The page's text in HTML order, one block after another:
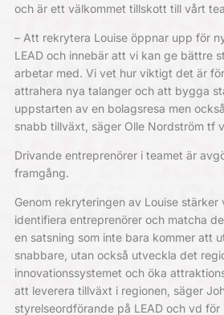
och är ett välkommet tillskott till vårt
– Att rekrytera Louise öppnar upp för
LEAD och innebär att vi kan ge bättre
arbetar med. Vi vet hur viktigt det är
attrahera nya talanger och att bygga
uppstarten av en bolagsresa men
snabb tillväxt, säger Olle Nordström tf
Drivande entreprenörer i teamet är
framgång.
Genom rekryteringen av Louise stärker
identifiera entreprenörer och matcha
en satsning som inte bara kommer att
snabbare, utan också utveckla det
innovationssystemet och öka
att leverera tillväxt i regionen, säger
styrelseordförande på LEAD och vd för